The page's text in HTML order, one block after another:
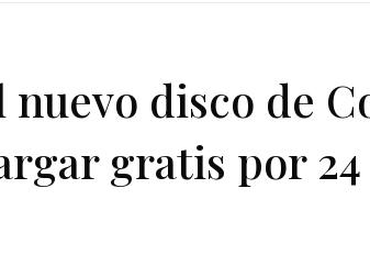
nuevo disco de
gratis por